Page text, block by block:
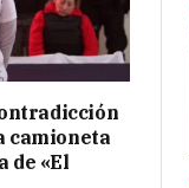
camioneta
de «El